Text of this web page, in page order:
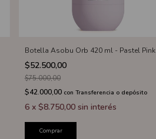
Botella Asobu Orb 420 ml - Pastel Pink
$52.500,00
$75.000,00
$42.000,00 con Transferencia o depósito
6 x $8.750,00 sin interés
Comprar